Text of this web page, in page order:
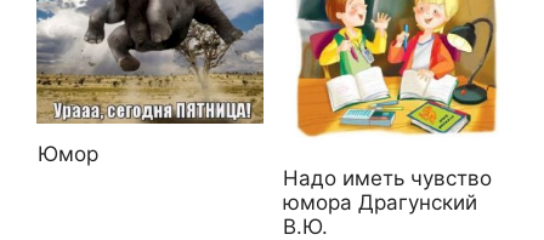
Юмор
Надо иметь чувство
юмора Драгунский
В.Ю.